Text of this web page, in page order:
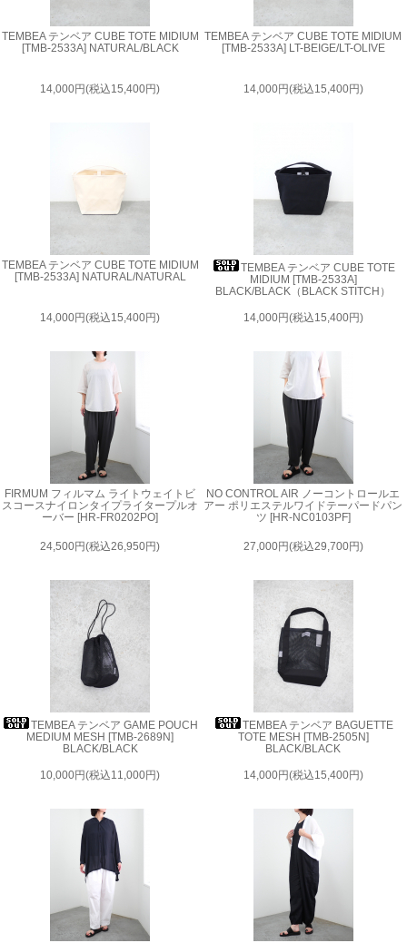
TEMBEA テンベア CUBE TOTE MIDIUM
[TMB-2533A] NATURAL/BLACK
14,000円(税込15,400円)
TEMBEA テンベア CUBE TOTE MIDIUM
[TMB-2533A] LT-BEIGE/LT-OLIVE
14,000円(税込15,400円)
TEMBEA テンベア CUBE TOTE MIDIUM
[TMB-2533A] NATURAL/NATURAL
14,000円(税込15,400円)
TEMBEA テンベア CUBE TOTE
MIDIUM [TMB-2533A]
BLACK/BLACK（BLACK STITCH）
14,000円(税込15,400円)
FIRMUM フィルマム ライトウェイトビ
スコースナイロンタイプライタープルオ
ーバー [HR-FR0202PO]
24,500円(税込26,950円)
NO CONTROL AIR ノーコントロールエ
アー ポリエステルワイドテーパードパン
ツ [HR-NC0103PF]
27,000円(税込29,700円)
TEMBEA テンベア GAME POUCH
MEDIUM MESH [TMB-2689N]
BLACK/BLACK
10,000円(税込11,000円)
TEMBEA テンベア BAGUETTE
TOTE MESH [TMB-2505N]
BLACK/BLACK
14,000円(税込15,400円)